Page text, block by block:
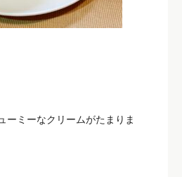
ーミーなクリームがたまりま